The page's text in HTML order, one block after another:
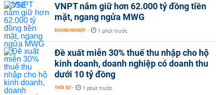
VNPT nắm giữ hơn 62.000 tỷ đồng tiền
mặt, ngang ngửa MWG
DOANH NGHIỆP - 1 phút trước
Đề xuất miễn 30% thuế thu nhập cho hộ
kinh doanh, doanh nghiệp có doanh thu
dưới 10 tỷ đồng
THỜI SỰ - 1 phút trước